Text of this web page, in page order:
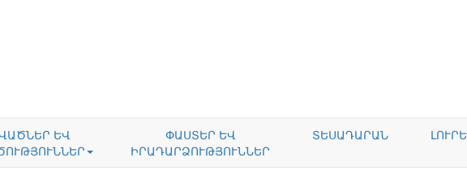
ԵՎ
ՓԱՍՏԵՐ ԵՎ
ԻՐԱԴԱՐՁՈՒԹՅՈՒՆՆԵՐ
ՏԵՍԱԴԱՐԱՆ